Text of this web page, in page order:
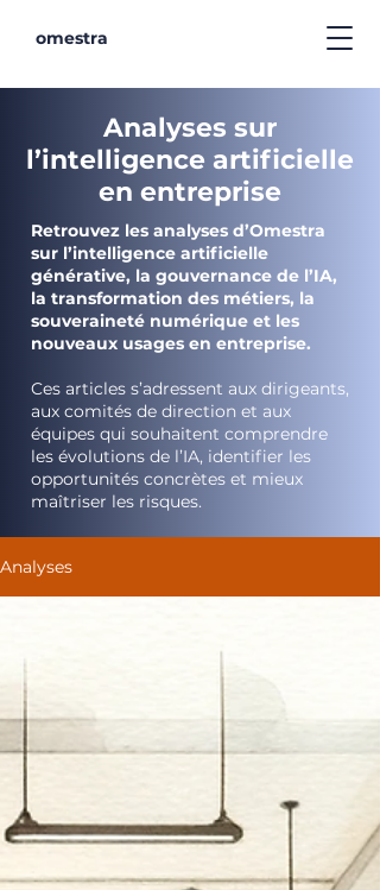
omestra
Analyses sur
l’intelligence artificielle
en entreprise
Retrouvez les analyses d’Omestra
sur l’intelligence artificielle
générative, la gouvernance de l’IA,
la transformation des métiers, la
souveraineté numérique et les
nouveaux usages en entreprise.
Ces articles s’adressent aux dirigeants,
aux comités de direction et aux
équipes qui souhaitent comprendre
les évolutions de l’IA, identifier les
opportunités concrètes et mieux
maîtriser les risques.
Analyses